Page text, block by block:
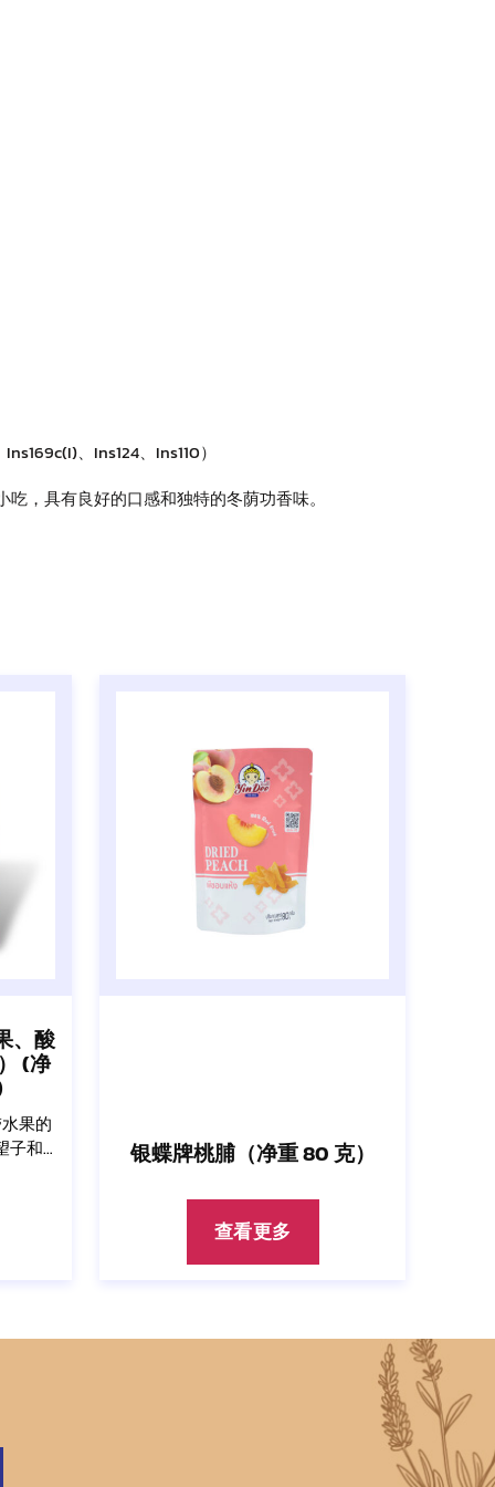
、Ins124、Ins110）
，具有良好的口感和独特的冬荫功香味。
、酸
(净
果的
子和
银蝶牌桃脯（净重 80 克）
查看更多